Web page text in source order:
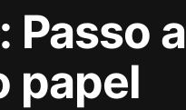
Passo a
papel